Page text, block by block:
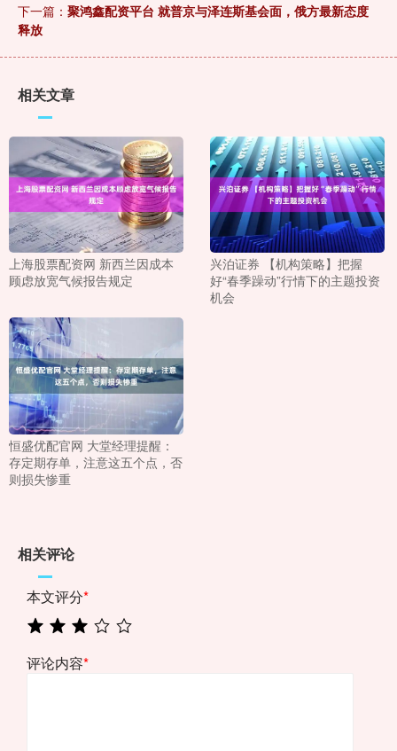
下一篇： 聚鸿鑫配资平台 就普京与泽连斯基会面，俄方最新态度
释放
相关文章
上海股票配资网 新西兰因成本
顾虑放宽气候报告规定
兴泊证券 【机构策略】把握
好“春季躁动”行情下的主题投资
机会
恒盛优配官网 大堂经理提醒：
存定期存单，注意这五个点，否
则损失惨重
相关评论
本文评分*
评论内容*